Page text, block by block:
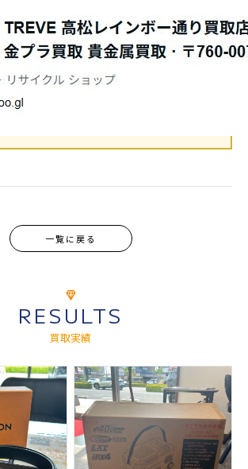
一覧に戻る
RESULTS
買取実績